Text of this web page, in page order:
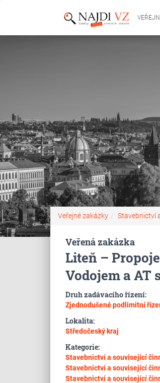
Veřejné zakázky Stavebnictví
Veřená zakázka
Liteň –
Vodojem a AT
Druh zadávacího řízení:
Zjednodušené podlimitní
Lokalita:
Středočeský kraj
Kategorie:
Stavebnictví a související
Stavebnictví a související
Stavebnictví a související